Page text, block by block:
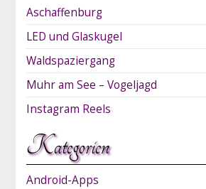
Aschaffenburg
LED und Glaskugel
Waldspaziergang
Muhr am See – Vogeljagd
Instagram Reels
Kategorien
Android-Apps